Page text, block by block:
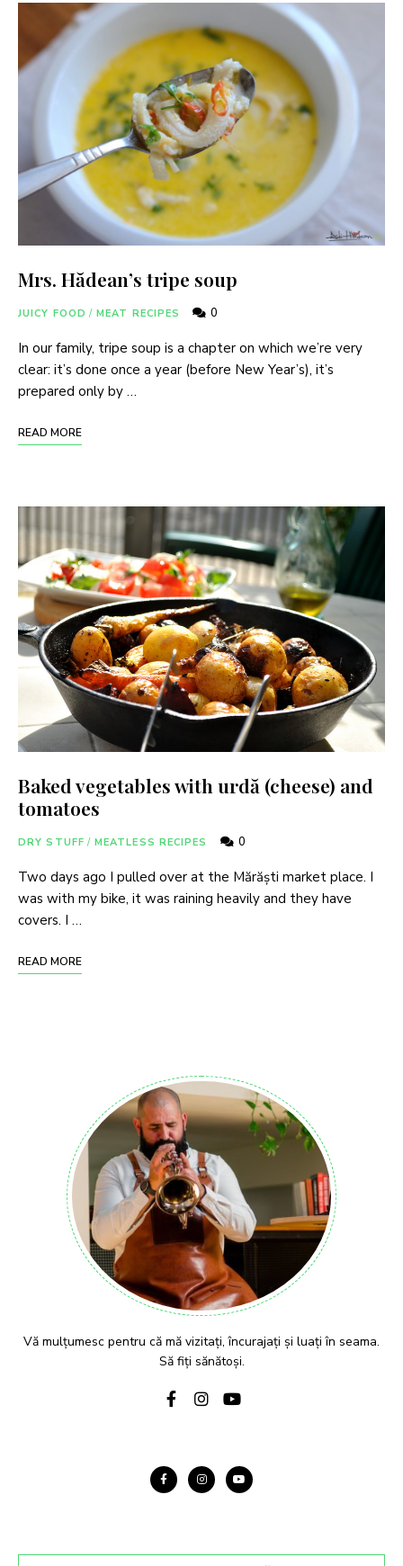
Mrs. Hădean’s tripe soup
JUICY FOOD / MEAT RECIPES 0
In our family, tripe soup is a chapter on which we’re very
clear: it’s done once a year (before New Year’s), it’s
prepared only by …
READ MORE
Baked vegetables with urdă (cheese) and
tomatoes
DRY STUFF / MEATLESS RECIPES 0
Two days ago I pulled over at the Mărăști market place. I
was with my bike, it was raining heavily and they have
covers. I …
READ MORE
Vă mulțumesc pentru că mă vizitați, încurajați și luați în seama.
Să fiți sănătoși.